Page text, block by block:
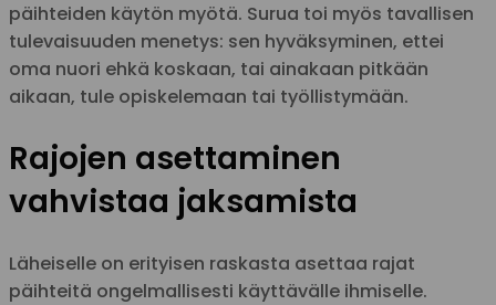
päihteiden käytön myötä. Surua toi myös tavallisen
tulevaisuuden menetys: sen hyväksyminen, ettei
oma nuori ehkä koskaan, tai ainakaan pitkään
aikaan, tule opiskelemaan tai työllistymään.
Rajojen asettaminen
vahvistaa jaksamista
Läheiselle on erityisen raskasta asettaa rajat
päihteitä ongelmallisesti käyttävälle ihmiselle.